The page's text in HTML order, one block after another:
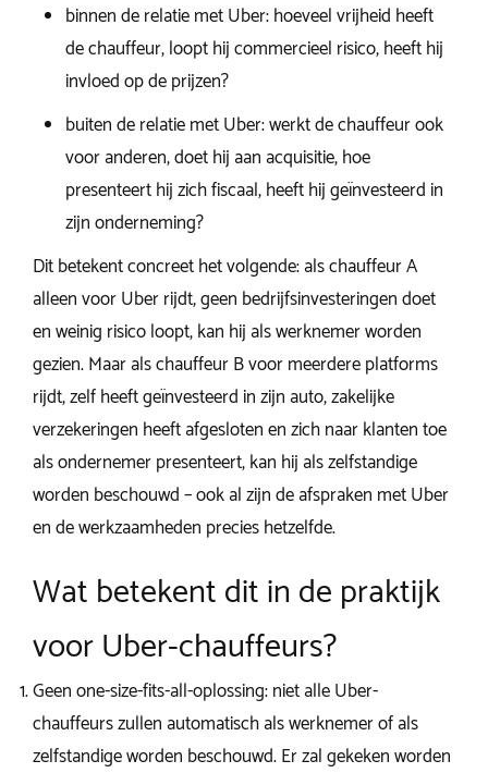
binnen de relatie met Uber: hoeveel vrijheid heeft
de chauffeur, loopt hij commercieel risico, heeft hij
invloed op de prijzen?
buiten de relatie met Uber: werkt de chauffeur ook
voor anderen, doet hij aan acquisitie, hoe
presenteert hij zich fiscaal, heeft hij geïnvesteerd in
zijn onderneming?
Dit betekent concreet het volgende: als chauffeur A
alleen voor Uber rijdt, geen bedrijfsinvesteringen doet
en weinig risico loopt, kan hij als werknemer worden
gezien. Maar als chauffeur B voor meerdere platforms
rijdt, zelf heeft geïnvesteerd in zijn auto, zakelijke
verzekeringen heeft afgesloten en zich naar klanten toe
als ondernemer presenteert, kan hij als zelfstandige
worden beschouwd – ook al zijn de afspraken met Uber
en de werkzaamheden precies hetzelfde.
Wat betekent dit in de praktijk
voor Uber-chauffeurs?
Geen one-size-fits-all-oplossing: niet alle Uber-
chauffeurs zullen automatisch als werknemer of als
zelfstandige worden beschouwd. Er zal gekeken worden